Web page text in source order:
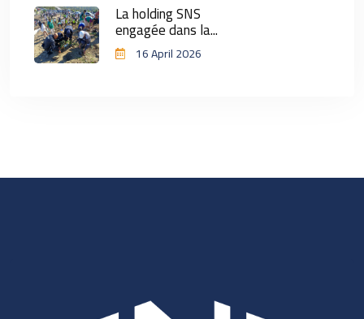
La holding SNS
engagée dans la...
16 April 2026